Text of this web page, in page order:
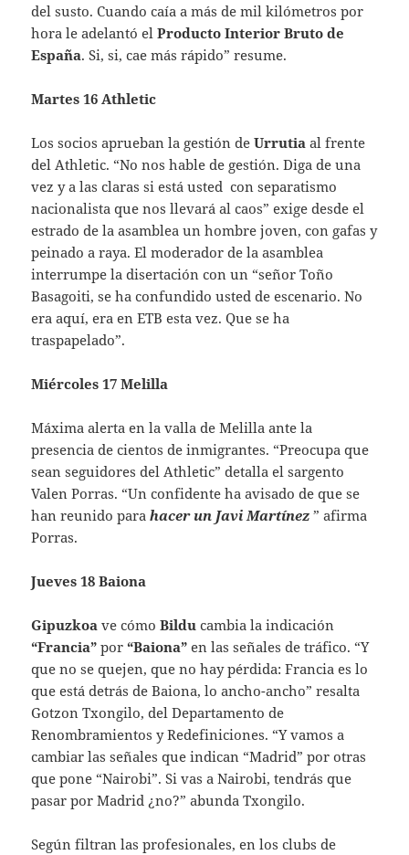
del susto. Cuando caía a más de mil kilómetros por
hora le adelantó elProducto Interior Bruto de
España. Si, si, cae más rápido” resume.
Martes 16 Athletic
Los socios aprueban la gestión deUrrutia al frente
del Athletic. “No nos hable de gestión. Diga de una
vez y a las claras si está usted con separatismo
nacionalista que nos llevará al caos” exige desde el
estrado de la asamblea un hombre joven, con gafas y
peinado a raya. El moderador de la asamblea
interrumpe la disertación con un “señor Toño
Basagoiti, se ha confundido usted de escenario. No
era aquí, era en ETB esta vez. Que se ha
traspapelado”.
Miércoles 17 Melilla
Máxima alerta en la valla de Melilla ante la
presencia de cientos de inmigrantes. “Preocupa que
sean seguidores del Athletic” detalla el sargento
Valen Porras. “Un confidente ha avisado de que se
han reunido parahacer un Javi Martínez ” afirma
Porras.
Jueves 18 Baiona
Gipuzkoa ve cómoBilducambia la indicación
“Francia” por“Baiona” en las señales de tráfico. “Y
que no se quejen, que no hay pérdida: Francia es lo
que está detrás de Baiona, lo ancho-ancho” resalta
Gotzon Txongilo, del Departamento de
Renombramientos y Redefiniciones. “Y vamos a
cambiar las señales que indican “Madrid” por otras
que pone “Nairobi”. Si vas a Nairobi, tendrás que
pasar por Madrid ¿no?” abunda Txongilo.
Según filtran las profesionales, en los clubs de